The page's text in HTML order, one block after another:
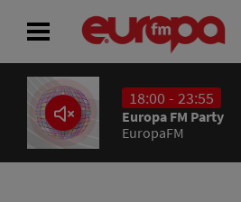
18:00 - 23:55
Europa FM Party
EuropaFM
ACASĂ
ȘTIRI